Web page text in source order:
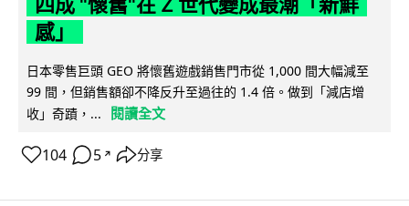
四成 "懷舊"在 Z 世代變成最潮「新鮮
感」
日本零售巨頭 GEO 將懷舊遊戲銷售門市從 1,000 間大幅減至
99 間，但銷售額卻不降反升至過往的 1.4 倍。做到「減店增
收」奇蹟，...
閱讀全文
104 5 ↗ 分享